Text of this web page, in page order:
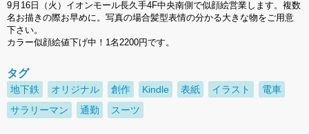
9月16日（火）イオンモール長久手4F中央南側で似顔絵営業します。複数
名お描きの際お早めに。写真の場合髪型表情の分かる大きな物をご用意
下さい。
カラー似顔絵値下げ中！1名2200円です。
タグ
地下鉄 オリジナル 創作 Kindle 表紙 イラスト
電車
サラリーマン
通勤 スーツ